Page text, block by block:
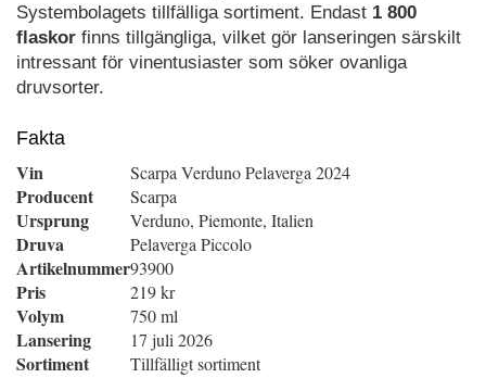
Systembolagets tillfälliga sortiment. Endast 1 800
flaskor finns tillgängliga, vilket gör lanseringen särskilt
intressant för vinentusiaster som söker ovanliga
druvsorter.
Fakta
Vin Scarpa Verduno Pelaverga 2024
Producent Scarpa
Ursprung Verduno, Piemonte, Italien
Druva Pelaverga Piccolo
Artikelnummer93900
Pris 219 kr
Volym 750 ml
Lansering 17 juli 2026
Sortiment Tillfälligt sortiment